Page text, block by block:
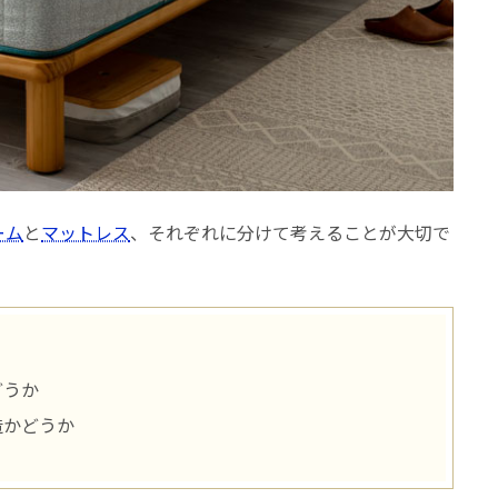
ム と マットレス 、それぞれに分けて考えることが大切で
か
どうか